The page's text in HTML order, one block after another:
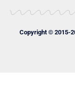
Copyright © 2015-